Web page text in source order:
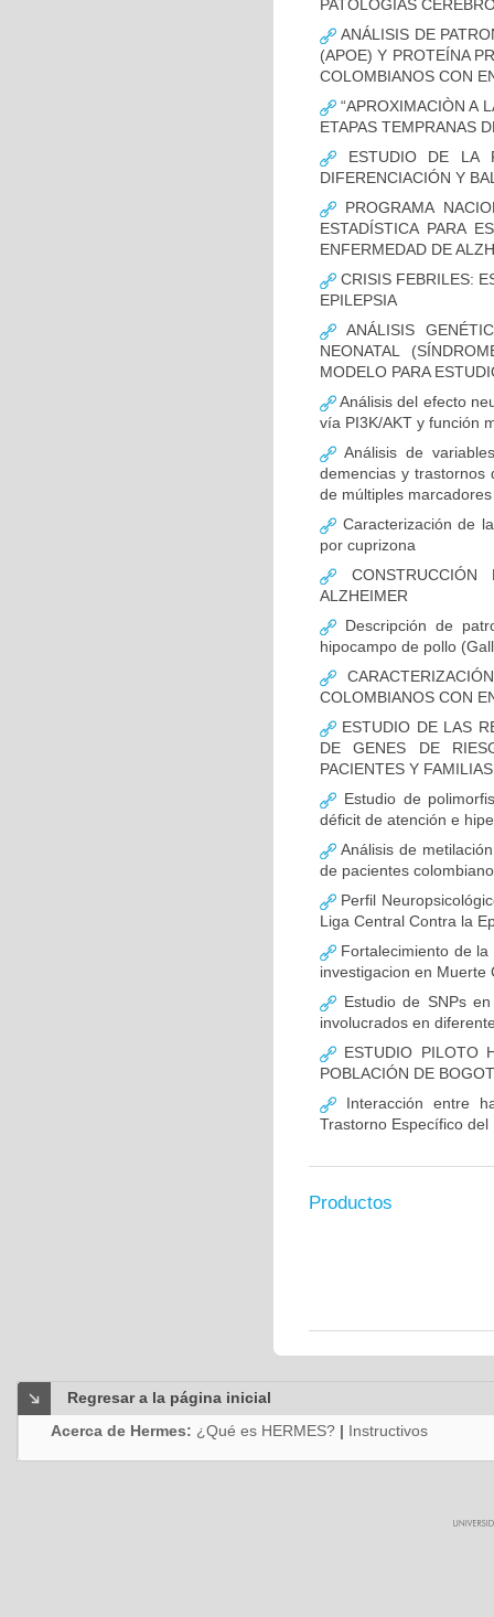
PATOLOGÍAS
ANÁLISIS DE
(APOE) Y PROTEÍNA
COLOMBIANOS CON
“APROXIMACIÒN A
ETAPAS TEMPRANAS
ESTUDIO DE LA
DIFERENCIACIÓN Y
PROGRAMA
ESTADÍSTICA PARA
ENFERMEDAD DE
CRISIS FEBRILES:
EPILEPSIA
ANÁLISIS
NEONATAL
MODELO PARA
Análisis del efecto
vía PI3K/AKT y función
Análisis de
demencias y trastornos
de múltiples
Caracterización de
por cuprizona
ALZHEIMER
Descripción de
hipocampo de pollo
COLOMBIANOS CON
ESTUDIO DE LAS
DE GENES DE
PACIENTES Y
Estudio de
déficit de atención e
Análisis de
de pacientes
Perfil
Liga Central Contra la
Fortalecimiento de la
investigacion en Muerte
Estudio de SNPs
involucrados en
ESTUDIO PILOTO
POBLACIÓN DE
Interacción entre
Trastorno Específico del
Productos
Regresar a la página inicial
Acerca de Hermes: ¿Qué es HERMES? | Instructivos